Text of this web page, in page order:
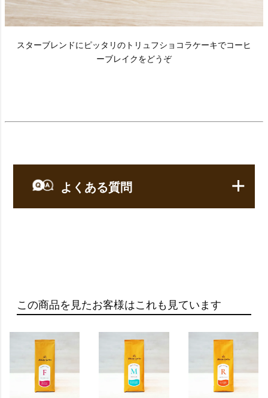
スターブレンドにピッタリのトリュフショコラケーキでコーヒ
ーブレイクをどうぞ
よくある質問
A：
レギュラーコーヒーとは、焙煎したコーヒー豆を
挽いて、お湯でフィルターなどを通し抽出するコ
ーヒーのことを指します。
通常、フィルターコーヒーやドリップコーヒーと
この商品を見たお客様はこれも見ています